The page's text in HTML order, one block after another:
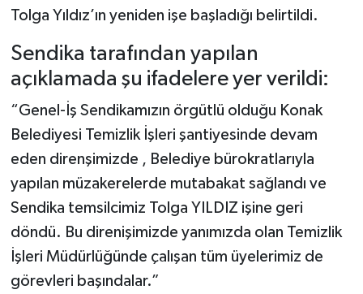
Tolga Yıldız’ın yeniden işe başladığı belirtildi.
Sendika tarafından yapılan
açıklamada şu ifadelere yer verildi:
“Genel-İş Sendikamızın örgütlü olduğu Konak
Belediyesi Temizlik İşleri şantiyesinde devam
eden direnşimizde , Belediye bürokratlarıyla
yapılan müzakerelerde mutabakat sağlandı ve
Sendika temsilcimiz Tolga YILDIZ işine geri
döndü. Bu direnişimizde yanımızda olan Temizlik
İşleri Müdürlüğünde çalışan tüm üyelerimiz de
görevleri başındalar.”